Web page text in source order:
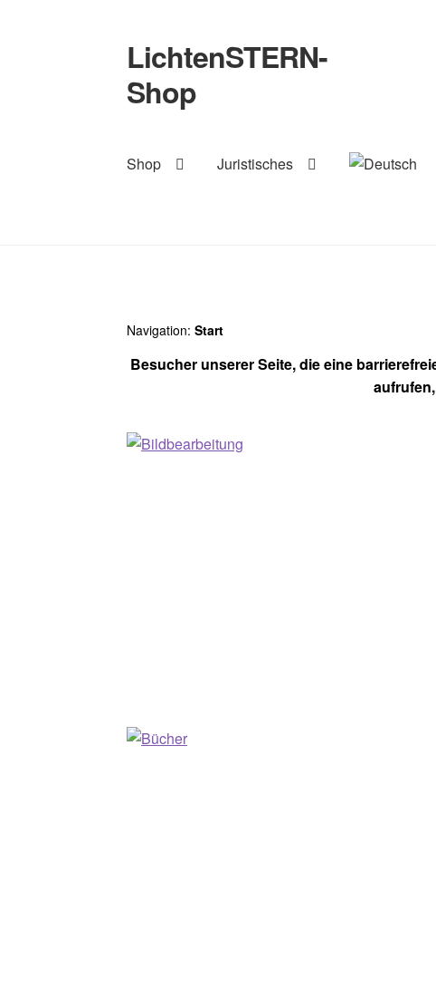
Zur
Navigation
springen
Zum
Inhalt
springen
LichtenSTERN-
Shop
Shop Juristisches
Navigation:Start
Besucher unserer Seite, die eine